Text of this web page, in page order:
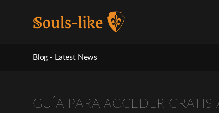
Blog - Latest News
GUÍA PARA ACCEDER